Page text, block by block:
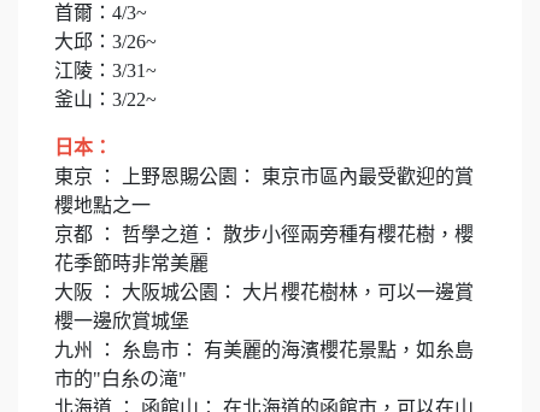
首爾：4/3~
大邱：3/26~
江陵：3/31~
釜山：3/22~
日本：
東京 ： 上野恩賜公園： 東京市區內最受歡迎的賞
櫻地點之一
京都 ： 哲學之道： 散步小徑兩旁種有櫻花樹，櫻
花季節時非常美麗
大阪 ： 大阪城公園： 大片櫻花樹林，可以一邊賞
櫻一邊欣賞城堡
九州 ： 糸島市： 有美麗的海濱櫻花景點，如糸島
市的"白糸の滝"
北海道 ： 函館山： 在北海道的函館市，可以在山